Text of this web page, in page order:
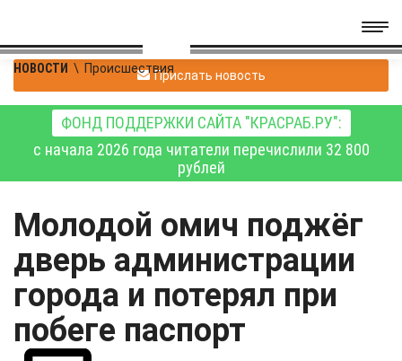
НОВОСТИ \ ПроисшествияПрислать новость
ФОНД ПОДДЕРЖКИ САЙТА "КРАСРАБ.РУ":
с начала 2026 года читатели перечислили 32 800
рублей
Молодой омич поджёг
дверь администрации
города и потерял при
побеге паспорт